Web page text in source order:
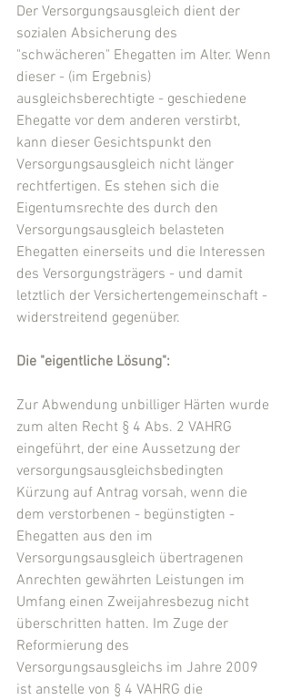
Der Versorgungsausgleich dient der
sozialen Absicherung des
"schwächeren" Ehegatten im Alter. Wenn
dieser - (im Ergebnis)
ausgleichsberechtigte - geschiedene
Ehegatte vor dem anderen verstirbt,
kann dieser Gesichtspunkt den
Versorgungsausgleich nicht länger
rechtfertigen. Es stehen sich die
Eigentumsrechte des durch den
Versorgungsausgleich belasteten
Ehegatten einerseits und die Interessen
des Versorgungsträgers - und damit
letztlich der Versichertengemeinschaft -
widerstreitend gegenüber.
Die "eigentliche Lösung":
Zur Abwendung unbilliger Härten wurde
zum alten Recht § 4 Abs. 2 VAHRG
eingeführt, der eine Aussetzung der
versorgungsausgleichsbedingten
Kürzung auf Antrag vorsah, wenn die
dem verstorbenen - begünstigten -
Ehegatten aus den im
Versorgungsausgleich übertragenen
Anrechten gewährten Leistungen im
Umfang einen Zweijahresbezug nicht
überschritten hatten. Im Zuge der
Reformierung des
Versorgungsausgleichs im Jahre 2009
ist anstelle von § 4 VAHRG die